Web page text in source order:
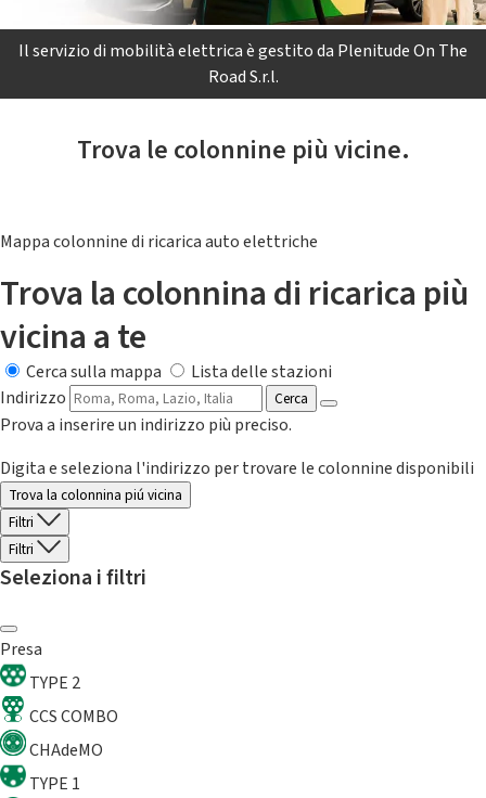
Il servizio di mobilità elettrica è gestito da Plenitude On The
Road S.r.l.
Trova le colonnine più vicine.
Mappa colonnine di ricarica auto elettriche
Trova la colonnina di ricarica più
vicina a te
Cerca sulla mappa
Lista delle stazioni
Indirizzo
Cerca
Prova a inserire un indirizzo più preciso.
Digita e seleziona l'indirizzo per trovare le colonnine disponibili
Trova la colonnina piú vicina
Filtri
Filtri
Seleziona i filtri
Presa
TYPE 2
CCS COMBO
CHAdeMO
TYPE 1